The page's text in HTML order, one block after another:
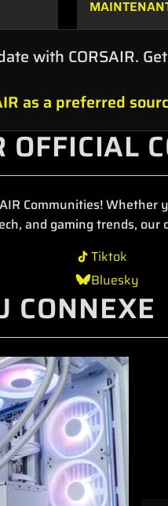
with CORSAIR.
as a preferred
OFFICIAL
Communities!
and gaming trends,
Tiktok
Bluesky
CONNEXE